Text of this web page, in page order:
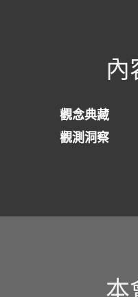
內
觀念典藏
觀測洞察
本